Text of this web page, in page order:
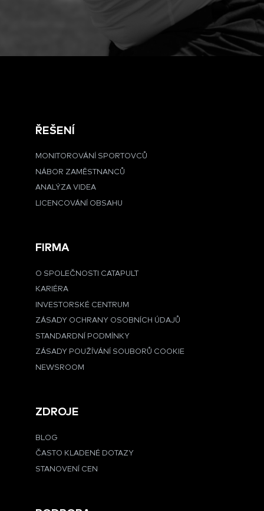
ŘEŠENÍ
MONITOROVÁNÍ SPORTOVCŮ
NÁBOR ZAMĚSTNANCŮ
ANALÝZA VIDEA
LICENCOVÁNÍ OBSAHU
FIRMA
O SPOLEČNOSTI CATAPULT
KARIÉRA
INVESTORSKÉ CENTRUM
ZÁSADY OCHRANY OSOBNÍCH ÚDAJŮ
STANDARDNÍ PODMÍNKY
ZÁSADY POUŽÍVÁNÍ SOUBORŮ COOKIE
NEWSROOM
ZDROJE
BLOG
ČASTO KLADENÉ DOTAZY
STANOVENÍ CEN